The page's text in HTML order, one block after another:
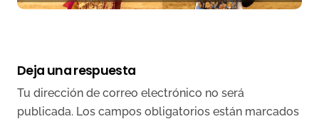
Deja una respuesta
Tu dirección de correo electrónico no será
publicada. Los campos obligatorios están marcados